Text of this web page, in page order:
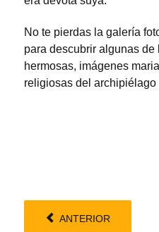
No te pierdas la galería
para descubrir algunas
hermosas, imágenes
religiosas del archipiélago
ANTERIOR